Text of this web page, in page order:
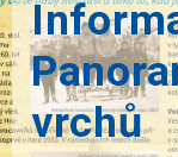
vrchů